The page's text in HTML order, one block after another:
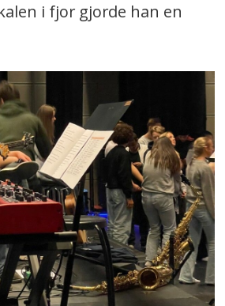
i fjor gjorde han en